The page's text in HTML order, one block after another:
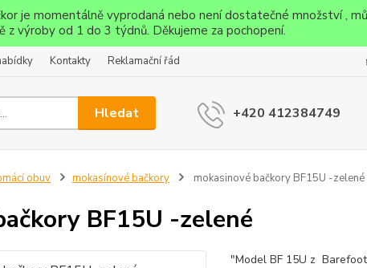
je momentálně vyprodaná nebo není dostatečné množství ,
z výroby od 1 do 3 týdnů. Děkujeme za pochopení.
Kontakty Reklamační řád
Hledat +420 412384749
obuv mokasínové bačkory mokasinové bačkory BF15U -zelené
BF15U -zelené
"Model BF 15U z